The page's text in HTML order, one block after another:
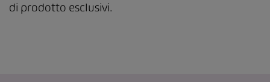
di prodotto esclusivi.